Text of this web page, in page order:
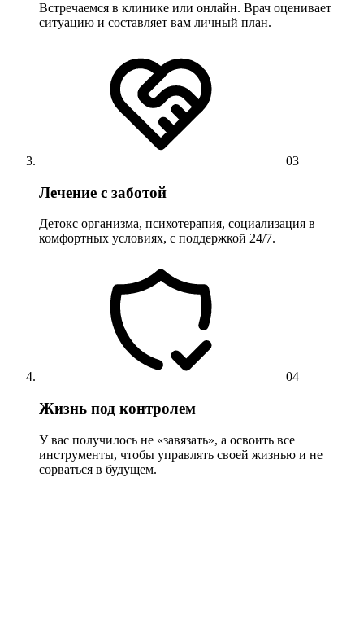
Встречаемся в клинике или онлайн. Врач оценивает
ситуацию и составляет вам личный план.
03
Лечение с заботой
Детокс организма, психотерапия, социализация в
комфортных условиях, с поддержкой 24/7.
04
Жизнь под контролем
У вас получилось не «завязать», а освоить все
инструменты, чтобы управлять своей жизнью и не
сорваться в будущем.